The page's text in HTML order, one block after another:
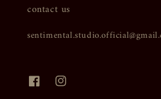
contact us